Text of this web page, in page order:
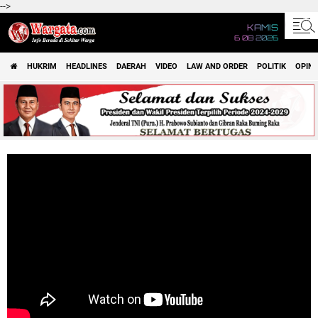
-->
KAMIS
6 08 2026
HUKRIM HEADLINES DAERAH VIDEO LAW AND ORDER POLITIK OPINI